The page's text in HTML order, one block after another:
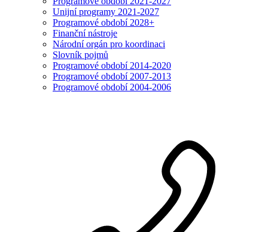
Unijní programy 2021-2027
Programové období 2028+
Finanční nástroje
Národní orgán pro koordinaci
Slovník pojmů
Programové období 2014-2020
Programové období 2007-2013
Programové období 2004-2006